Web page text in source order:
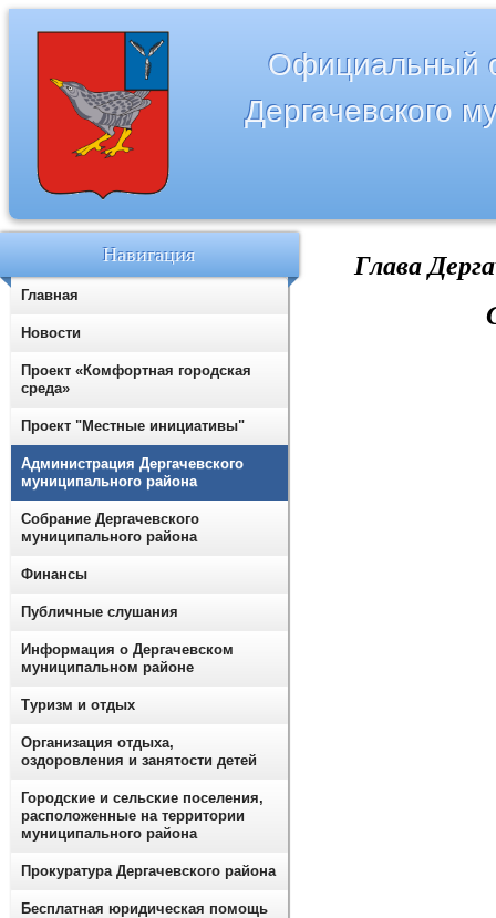
Официальный
Дергачевского
Глава
Навигация
Главная
Новости
Проект «Комфортная городская
среда»
Проект "Местные инициативы"
Администрация Дергачевского
муниципального района
Собрание Дергачевского
муниципального района
Финансы
Публичные слушания
Информация о Дергачевском
муниципальном районе
Туризм и отдых
Организация отдыха,
оздоровления и занятости детей
Городские и сельские поселения,
расположенные на территории
муниципального района
Прокуратура Дергачевского района
Бесплатная юридическая помощь